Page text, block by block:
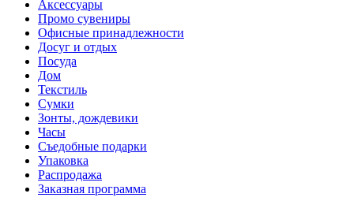
Аксессуары
Промо сувениры
Офисные принадлежности
Досуг и отдых
Посуда
Дом
Текстиль
Сумки
Зонты, дождевики
Часы
Съедобные подарки
Упаковка
Распродажа
Заказная программа